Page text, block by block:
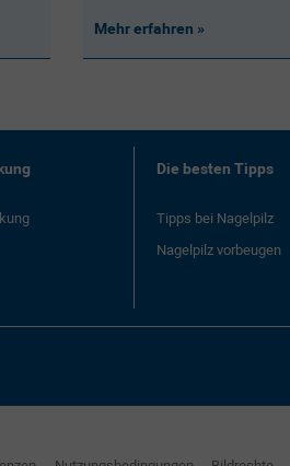
Mehr erfahren
Die besten Tipps
Tipps bei Nagelpilz
Nagelpilz vorbeugen